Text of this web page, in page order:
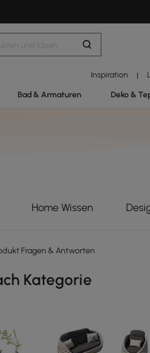
Inspiration |
Bad & Armaturen Deko &
Home Wissen
Fragen & Antworten
Kategorie